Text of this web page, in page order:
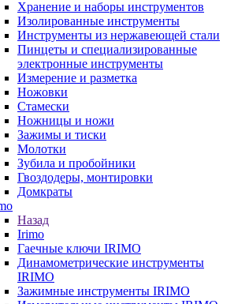
Хранение и наборы инструментов
Изолированные инструменты
Инструменты из нержавеющей стали
Пинцеты и специализированные
электронные инструменты
Измерение и разметка
Ножовки
Стамески
Ножницы и ножи
Зажимы и тиски
Молотки
Зубила и пробойники
Гвоздодеры, монтировки
Домкраты
Назад
Irimo
Гаечные ключи IRIMO
Динамометрические инструменты
IRIMO
Зажимные инструменты IRIMO